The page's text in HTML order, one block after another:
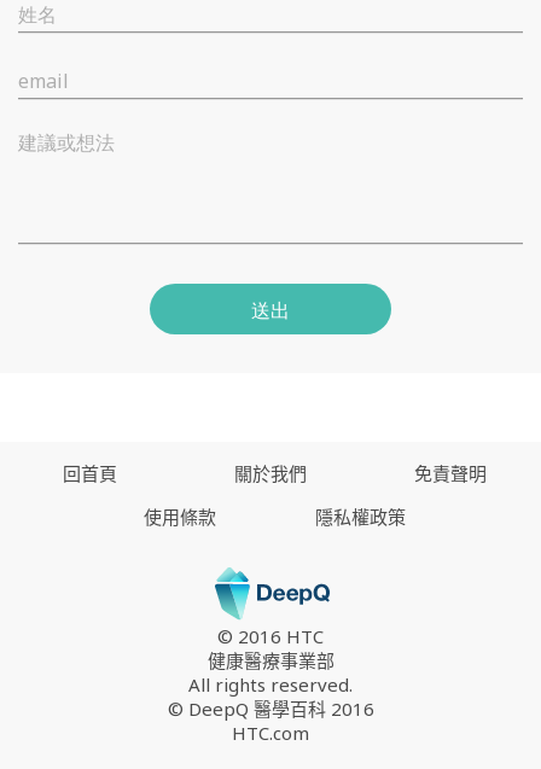
姓名
email
建議或想法
送出
回首頁 關於我們
免責聲明
使用條款
隱私權政策
© 2016 HTC
健康醫療事業部
All rights reserved.
© DeepQ 醫學百科 2016
HTC.com